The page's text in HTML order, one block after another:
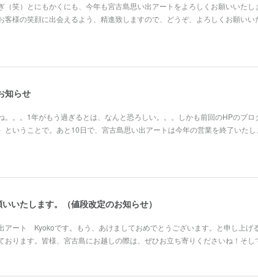
（笑）とにもかくにも、今年も宮古島思い出アートをよろしくお願いいたし
客様の笑顔に出会えるよう、精進致しますので、どうぞ、よろしくお願いい
知らせ
。。。1年がもう過ぎるとは、なんと恐ろしい。。。しかも前回のHPのブロ
ということで。あと10日で、宮古島思い出アートは今年の営業を終了いたし
いたします。（値段改定のお知らせ）
アート Kyokoです。もう、あけましておめでとうございます。と申し上げ
おります。皆様、宮古島にお越しの際は、ぜひお立ち寄りくださいね！そし